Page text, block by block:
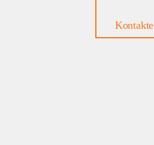
Kontakte